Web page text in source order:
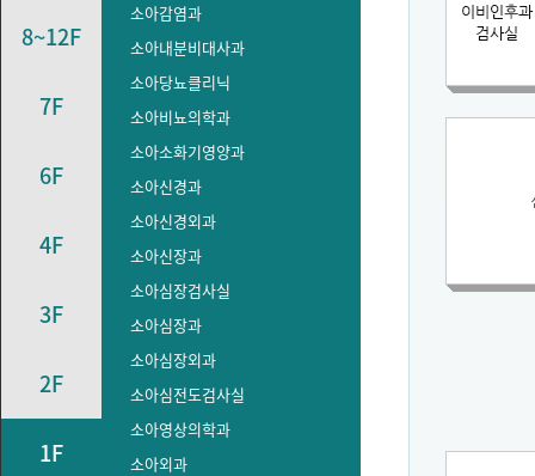
8~12F
7F
6F
4F
3F
2F
1F
소아감염과
소아내분비대사과
소아당뇨클리닉
소아비뇨의학과
소아소화기영양과
소아신경과
소아신경외과
소아신장과
소아심장검사실
소아심장과
소아심장외과
소아심전도검사실
소아영상의학과
소아외과